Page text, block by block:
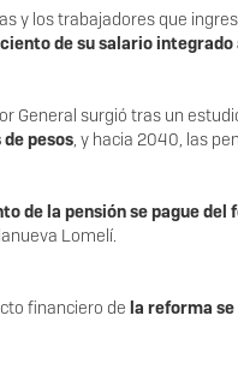
y los trabajadores que
de su salario integrado
General surgió tras un
pesos, y hacia 2040, las
de la pensión se pague
Lomelí.
financiero de la reforma